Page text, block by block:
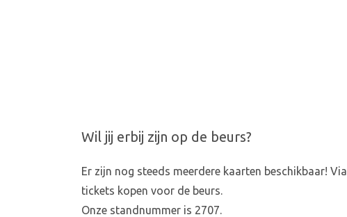
Wil jij erbij zijn op de beurs?
Er zijn nog steeds meerdere kaarten beschikbaar! Via
tickets kopen voor de beurs.
Onze standnummer is 2707.